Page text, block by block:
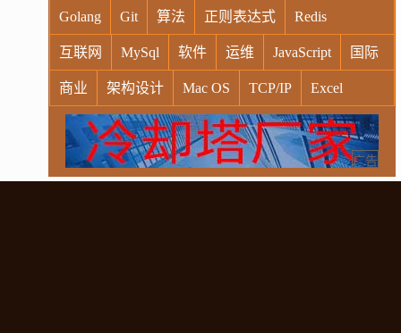
Golang Git 算法 正则表达式 Redis
互联网 MySql 软件 运维 JavaScript 国际
商业 架构设计 Mac OS TCP/IP Excel
Windows Oracle Socket VR Vim
MongoDB 运营 Python MemCache 硬件广告